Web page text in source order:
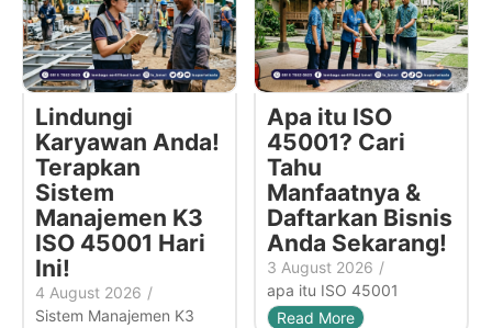
Lindungi
Karyawan Anda!
Terapkan
Sistem
Manajemen K3
ISO 45001 Hari
Ini!
4 August 2026 /
Sistem Manajemen K3
Apa itu ISO
45001? Cari
Tahu
Manfaatnya &
Daftarkan Bisnis
Anda Sekarang!
3 August 2026 /
apa itu ISO 45001
Read More